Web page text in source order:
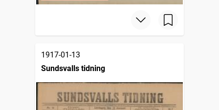
1917-01-13
Sundsvalls tidning